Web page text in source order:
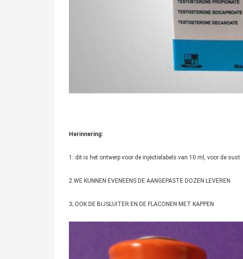
Herinnering:
1: dit is het ontwerp voor de injectielabels van 10 ml, voor de sust
2.WE KUNNEN EVENEENS DE AANGEPASTE DOZEN LEVEREN
3; OOK DE BIJSLUITER EN DE FLACONEN MET KAPPEN